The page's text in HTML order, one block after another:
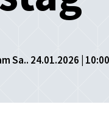
Sa.. 24.01.2026 |